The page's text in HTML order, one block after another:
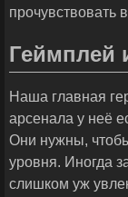
прочувствовать
Геймплей
Наша главная
арсенала у неё
Они нужны,
уровня. Иногда
слишком уж